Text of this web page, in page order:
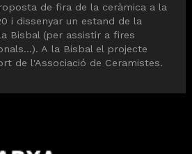
de fira de la ceràmica a la
i dissenyar un estand de la
Bisbal (per assistir a fires
A la Bisbal el projecte
de l'Associació de Ceramistes.